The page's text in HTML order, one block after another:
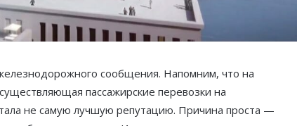
сообщения. Напомним, что на
пассажирские перевозки на
не самую лучшую репутацию. Причина проста —